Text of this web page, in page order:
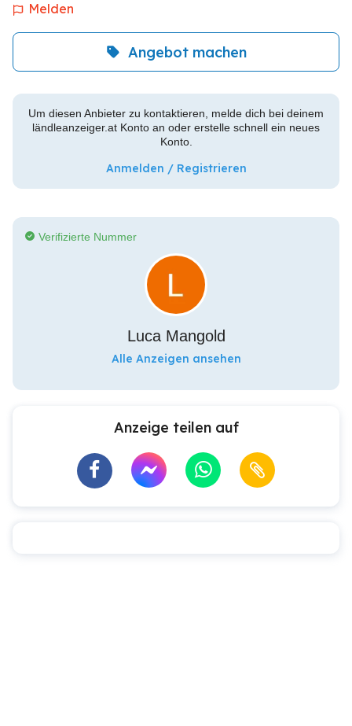
Melden
Angebot machen
Um diesen Anbieter zu kontaktieren, melde dich bei deinem
ländleanzeiger.at Konto an oder erstelle schnell ein neues
Konto.
Anmelden / Registrieren
Verifizierte Nummer
Luca Mangold
Alle Anzeigen ansehen
Anzeige teilen auf